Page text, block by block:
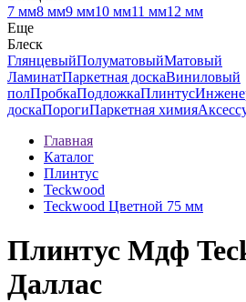
7 мм8 мм9 мм10 мм11 мм12 мм
Еще
Блеск
ГлянцевыйПолуматовыйМатовый
ЛаминатПаркетная доскаВиниловый
полПробкаПодложкаПлинтус
доскаПорогиПаркетная химия
Главная
Каталог
Плинтус
Teckwood
Teckwood Цветной 75 мм
Плинтус Мдф
Даллас